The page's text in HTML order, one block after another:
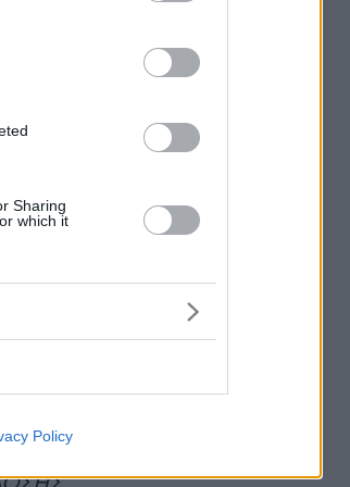
Sharing
which it
Policy
του
(ΥΝΑΝΠ).
(!!!)
SEAJETS.
διά
την
Attica
νομίμως